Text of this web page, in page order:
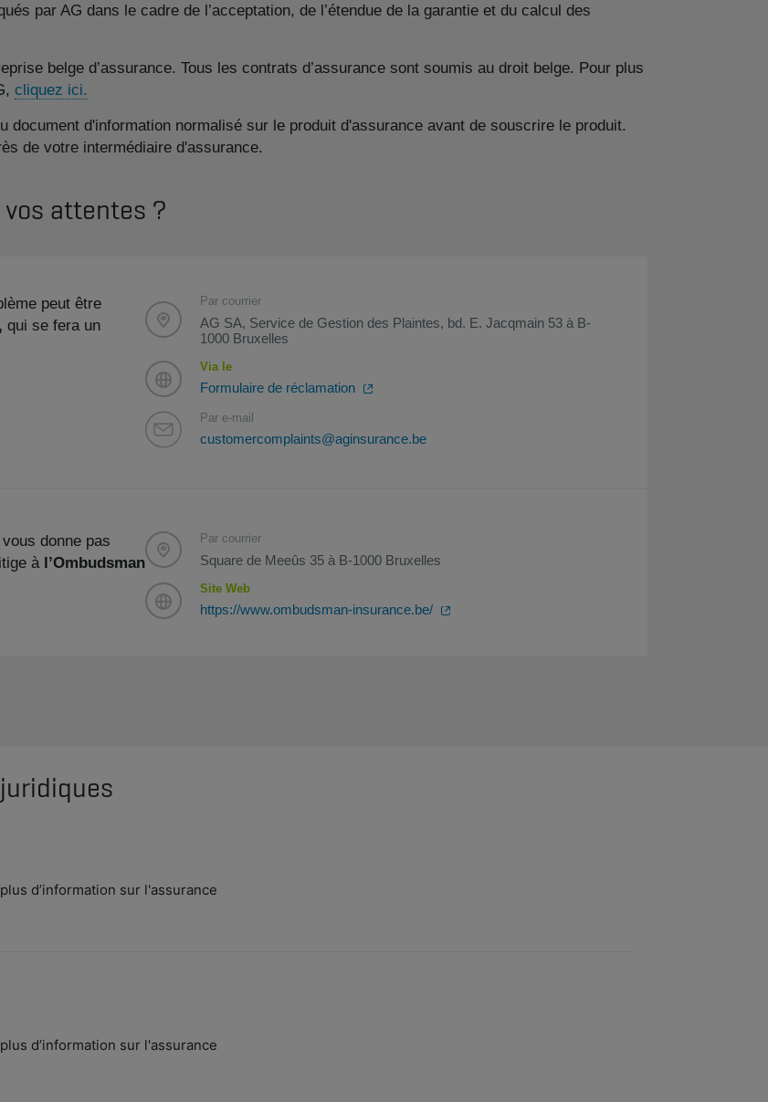
par AG dans le cadre de l’acceptation, de l’étendue de la garantie et du calcul des
belge d’assurance. Tous les contrats d’assurance sont soumis au droit belge. Pour plus
cliquez ici.
document d'information normalisé sur le produit d'assurance avant de souscrire le produit.
de votre intermédiaire d'assurance.
attentes ?
peut être
qui se fera un
Par courrier
AG SA, Service de Gestion des Plaintes, bd. E. Jacqmain 53 à B-
1000 Bruxelles
Via le
Formulaire de réclamation
Par e-mail
customercomplaints@aginsurance.be
donne pas
à l’Ombudsman
Par courrier
Square de Meeûs 35 à B-1000 Bruxelles
Site Web
https://www.ombudsman-insurance.be/
d’information sur l'assurance
d’information sur l'assurance